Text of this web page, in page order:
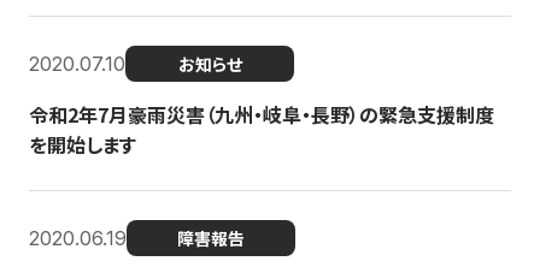
2020.07.10 お知らせ
令和2年7月豪雨災害（九州・岐阜・長野）の緊急支援制度
を開始します
2020.06.19 障害報告